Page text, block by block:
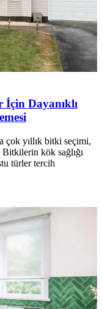
Dayanıklı
çok yıllık bitki seçimi,
Bitkilerin kök sağlığı
türler tercih